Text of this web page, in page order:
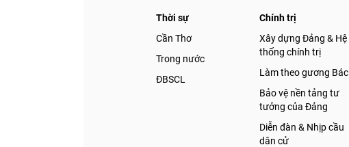
Thời sự
Cần Thơ
Trong nước
ĐBSCL
Chính trị
Xây dựng Đảng & Hệ
thống chính trị
Làm theo gương Bác
Bảo vệ nền tảng tư
tưởng của Đảng
Diễn đàn & Nhịp cầu
dân cử